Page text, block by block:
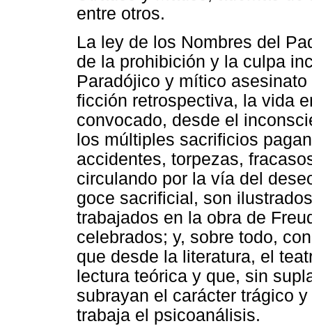
entre otros.
La ley de los Nombres del
de la prohibición y la culpa
Paradójico y mítico
ficción retrospectiva, la vida
convocado, desde el
los múltiples sacrificios
accidentes, torpezas,
circulando por la vía del
goce sacrificial, son
trabajados en la obra de
celebrados; y, sobre todo,
que desde la literatura, el
lectura teórica y que, sin
subrayan el carácter trágico
trabaja el psicoanálisis.